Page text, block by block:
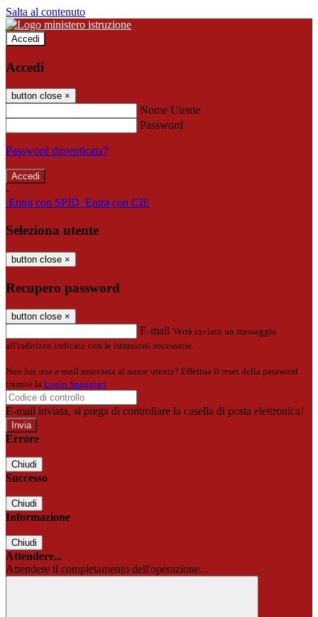
Salta al contenuto
Accedi
Accedi
button close ×
Nome Utente
Password
Password dimenticata?
-
Entra con SPID Entra con CIE
Seleziona utente
button close ×
Recupero password
button close ×
E-mail Verrà inviato un messaggio
all'indirizzo indicato con le istruzioni necessarie.
Non hai una e-mail associata al nome utente? Effettua il reset della password
tramite la Login Spaggiari
E-mail inviata, si prega di controllare la casella di posta elettronica!
Errore
Chiudi
Successo
Chiudi
Informazione
Chiudi
Attendere...
Attendere il completamento dell'operazione...